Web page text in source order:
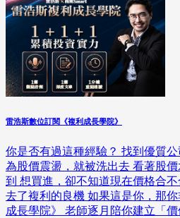
雷浩斯數位訂閱《複利成長學院》
你是否有過這種經驗？ 找到優質
為股價震盪，就被洗出去 看著股
到 想買進，卻不知道現在價格合
去了複利的良機 如果這是你，那
成長學院》 老師逐月陪你建立「